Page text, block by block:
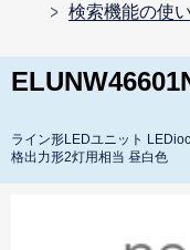
検索機能の使
ライン形LEDユニット
格出力形2灯用相当 昼白色